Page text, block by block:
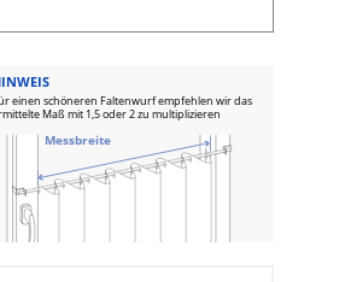
einen schöneren Faltenwurf empfehlen wir das
Maß mit 1,5 oder 2 zu multiplizieren
Messbreite